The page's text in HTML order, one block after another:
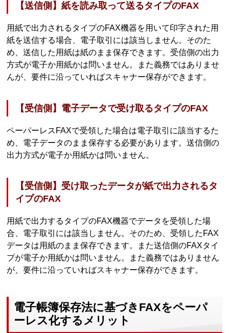
【送信側】紙を読み取って送るタイプのFAX
用紙で出力されるタイプのFAX機器を用いて印字された用
紙を送信する場合、電子取引には該当しません。そのた
め、送信した用紙は紙のまま保存できます。受信側の出力
方式が電子か用紙かは問いません。また義務ではありませ
んが、要件に沿っていればスキャナー保存ができます。
【受信側】電子データで受け取るタイプのFAX
ペーパーレスFAXで受領した場合は電子取引に該当するた
め、電子データのまま保存する必要があります。送信側の
出力方式が電子か用紙かは問いません。
【受信側】受け取ったデータが紙で出力されるタ
イプのFAX
用紙で出力するタイプのFAX機器でデータを受領した場
合、電子取引には該当しません。そのため、受領したFAX
データは用紙のまま保存できます。また送信側のFAXタイ
プが電子か用紙かは問いません。また義務ではありません
が、要件に沿っていればスキャナー保存ができます。
電子帳簿保存法に基づきFAXをペーパ
ーレス化するメリット